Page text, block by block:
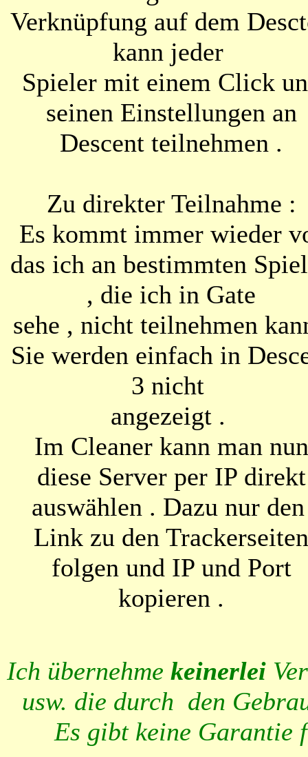
Verknüpfung auf dem
kann jeder
Spieler mit einem Click
seinen Einstellungen an
Descent teilnehmen .
Zu direkter Teilnahme :
Es kommt immer wieder
das ich an bestimmten
, die ich in Gate
sehe , nicht teilnehmen
Sie werden einfach in
3 nicht
angezeigt .
Im Cleaner kann man nun
diese Server per IP direkt
auswählen . Dazu nur
Link zu den Trackerseiten
folgen und IP und Port
kopieren .
Ich übernehme keinerlei
usw. die durch den
Es gibt keine Garantie